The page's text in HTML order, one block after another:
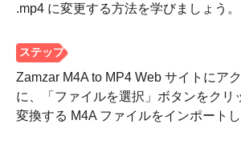
.mp4 に変更する方法を学びましょう。
Zamzar M4A to MP4 Web サイトにア
に、「ファイルを選択」ボタンをクリ
変換する M4A ファイルをインポートし